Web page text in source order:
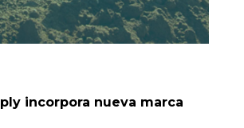
incorpora nueva marca